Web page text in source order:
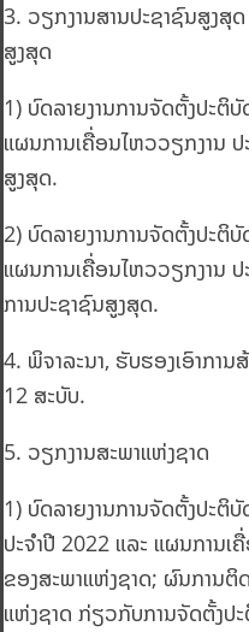
3. ວຽກງານສານປະຊາຊົນສູງສຸ
ສູງສຸດ
1) ບົດລາຍງານການຈັດຕັ້ງປະຕິ
ແຜນການເຄື່ອນໄຫວວຽກງານ
ສູງສຸດ.
2) ບົດລາຍງານການຈັດຕັ້ງປະຕິ
ແຜນການເຄື່ອນໄຫວວຽກງານ ປ
ການປະຊາຊົນສູງສຸດ.
4. ພິຈາລະນາ, ຮັບຮອງເອົາກາ
12 ສະບັບ.
5. ວຽກງານສະພາແຫ່ງຊາດ
1) ບົດລາຍງານການຈັດຕັ້ງປະຕິ
ປະຈໍາປີ 2022 ແລະ ແຜນການເ
ຂອງສະພາແຫ່ງຊາດ; ຜົນການຕິ
ແຫ່ງຊາດ ກ່ຽວກັບການຈັດຕັ້ງປ